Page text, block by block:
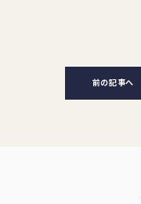
前の記事へ